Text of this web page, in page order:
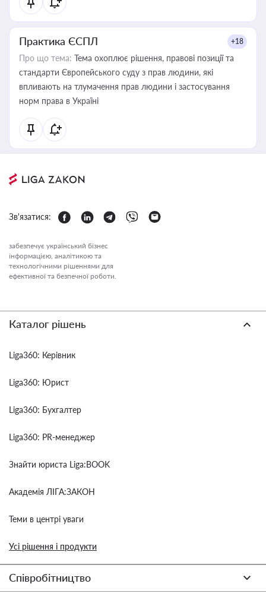
Практика ЄСПЛ +18
Про що тема: Тема охоплює рішення, правові позиції та
стандарти Європейського суду з прав людини, які
впливають на тлумачення прав людини і застосування
норм права в Україні
Зв'язатися:
забезпечує український бізнес
інформацією, аналітикою та
технологічними рішеннями для
ефективної та безпечної роботи.
Каталог рішень
Liga360: Керівник
Liga360: Юрист
Liga360: Бухгалтер
Liga360: PR-менеджер
Знайти юриста Liga:BOOK
Академія ЛІГА:ЗАКОН
Теми в центрі уваги
Усі рішення і продукти
Співробітництво